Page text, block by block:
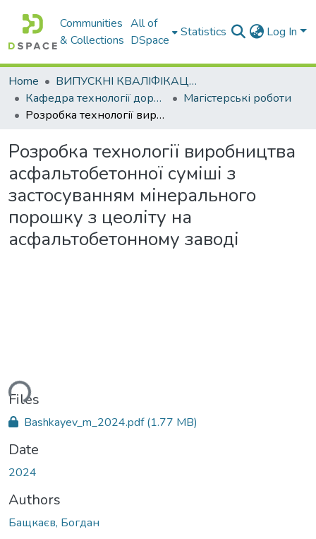
Communities
& Collections
All of
DSpace
Statistics Log In
Home
ВИПУСКНІ КВАЛІФІКАЦІЙНІ РОБОТИ
Кафедра технології дорожньо-будівельних матеріалів
Магістерські роботи
Розробка технології виробництва асфальтобетонної суміші з застосуванням мінерального порошку з цеоліту на асфальтобетонному заводі
Розробка технології виробництва
асфальтобетонної суміші з
застосуванням мінерального
порошку з цеоліту на
асфальтобетонному заводі
Files
Bashkayev_m_2024.pdf(1.77 MB)
Date
2024
Authors
Бащкаєв, Богдан